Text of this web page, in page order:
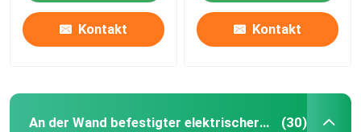
Kontakt Kontakt
An der Wand befestigter elektrischer Kessel (30)